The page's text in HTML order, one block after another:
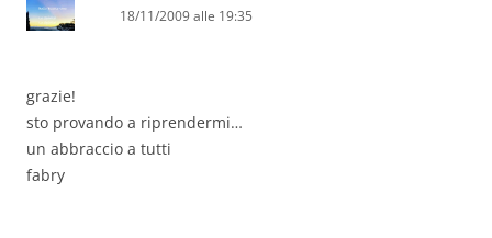
18/11/2009 alle 19:35
grazie!
sto provando a riprendermi…
un abbraccio a tutti
fabry